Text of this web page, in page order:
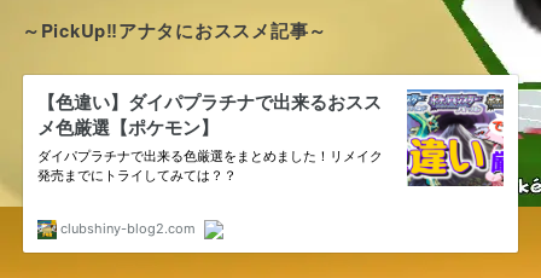
～PickUp‼アナタにおススメ記事～